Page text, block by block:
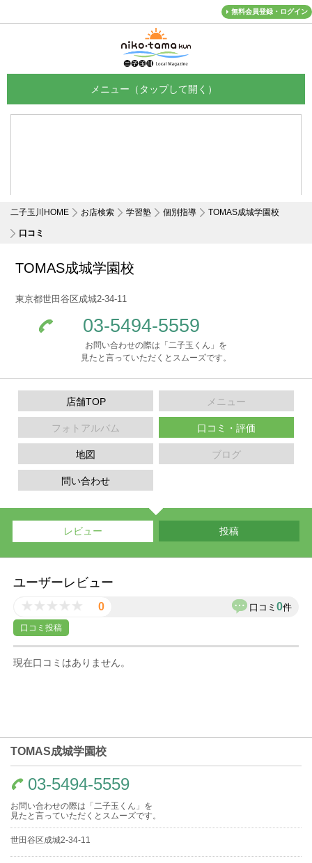
無料会員登録・ログイン
二子玉川HOME お店検索 学習塾 個別指導 TOMAS成城学園校
口コミ
TOMAS成城学園校
東京都世田谷区成城2-34-11
03-5494-5559
お問い合わせの際は「二子玉くん」を
見たと言っていただくとスムーズです。
店舗TOP メニュー
フォトアルバム 口コミ・評価
地図 ブログ
問い合わせ
レビュー 投稿
ユーザーレビュー
0 口コミ 0件
口コミ投稿
現在口コミはありません。
TOMAS成城学園校
03-5494-5559
お問い合わせの際は「二子玉くん」を
見たと言っていただくとスムーズです。
世田谷区成城2-34-11
メニュー